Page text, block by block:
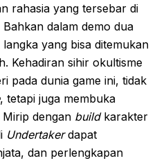
rahasia yang tersebar di
dalam demo dua
yang bisa ditemukan
Kehadiran sihir okultisme
pada dunia game ini, tidak
, tetapi juga membuka
dengan buildkarakter
Undertakerdapat
dan perlengkapan